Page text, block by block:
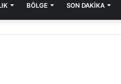
BÖLGE SON DAKIKA